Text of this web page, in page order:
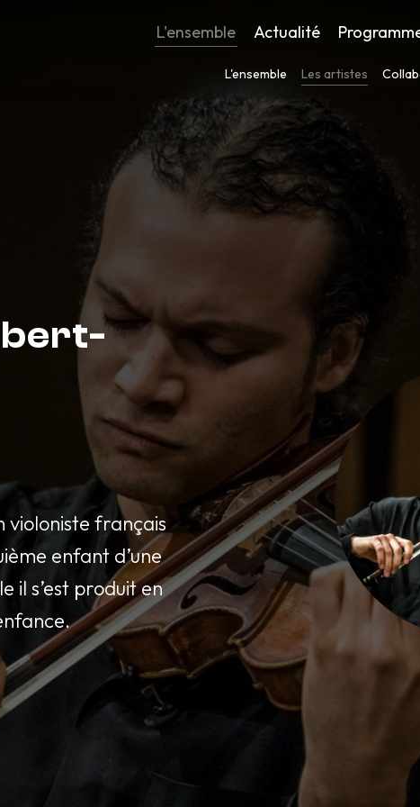
L'ensemble Actualité
L'ensemble Les artistes
français
enfant d’une
il s’est produit en